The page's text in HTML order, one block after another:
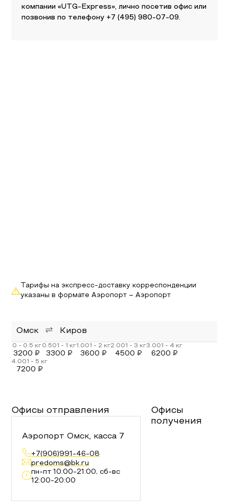
компании «UTG-Express», лично посетив офис или
позвонив по телефону +7 (495) 980-07-09.
Тарифы на экспресс-доставку корреспонденции
указаны в формате Аэропорт – Аэропорт
Омск Киров
3200 ₽ 3300 ₽ 3600 ₽ 4500 ₽ 6200 ₽
7200 ₽
Офисы отправления
Аэропорт Омск, касса 7
+7(906)991-46-08
predoms@bk.ru
пн-пт 10:00-21:00, сб-вс
12:00-20:00
Офисы
получения